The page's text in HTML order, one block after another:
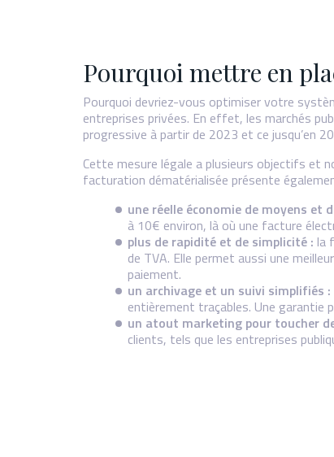
Pourquoi mettre en
Pourquoi devriez-vous optimiser votre
entreprises privées. En effet, les marchés
progressive à partir de 2023 et ce jusqu’en
Cette mesure légale a plusieurs objectifs et
facturation dématérialisée présente
une réelle économie de moyens et
à 10€ environ, là où une facture
plus de rapidité et de simplicité : la
de TVA. Elle permet aussi une
paiement.
un archivage et un suivi simplifiés :
entièrement traçables. Une garantie
un atout marketing pour toucher
clients, tels que les entreprises